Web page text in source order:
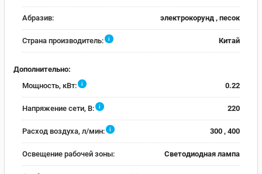
Абразив: электрокорунд , песок
Страна производитель: i Китай
Дополнительно:
Мощность, кВт:
i 0.22
Напряжение сети, В: i 220
Расход воздуха, л/мин: i 300 , 400
Освещение рабочей зоны: Светодиодная лампа